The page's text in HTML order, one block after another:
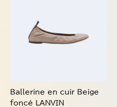
Ballerine en cuir Beige
foncé LANVIN
plusieurs
variations.
choisies
sur